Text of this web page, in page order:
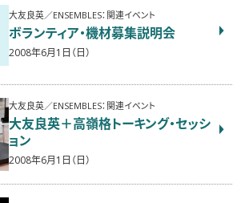
大友良英／ENSEMBLES：関連イベント
ボランティア・機材募集説明会
2008年6月1日（日）
大友良英／ENSEMBLES：関連イベント
大友良英＋高嶺格トーキング・セッシ
ョン
2008年6月1日（日）